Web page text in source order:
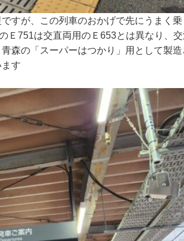
すが、この列車のおかげで先にうまく乗
Ｅ751は交直両用のＥ653とは異なり、
森の「スーパーはつかり」用として製造
す